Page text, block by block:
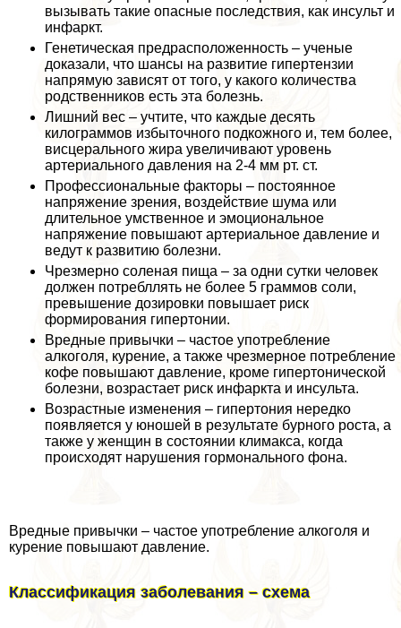
вызывать такие опасные последствия, как инсульт и
инфаркт.
Генетическая предрасположенность – ученые
доказали, что шансы на развитие гипертензии
напрямую зависят от того, у какого количества
родственников есть эта болезнь.
Лишний вес – учтите, что каждые десять
килограммов избыточного подкожного и, тем более,
висцерального жира увеличивают уровень
артериального давления на 2-4 мм рт. ст.
Профессиональные факторы – постоянное
напряжение зрения, воздействие шума или
длительное умственное и эмоциональное
напряжение повышают артериальное давление и
ведут к развитию болезни.
Чрезмерно соленая пища – за одни сутки человек
должен потрeбллять не более 5 граммов соли,
превышение дозировки повышает риск
формирования гипертонии.
Вредные привычки – частое употрeбление
алкоголя, курение, а также чрезмерное потрeбление
кофе повышают давление, кроме гипертонической
болезни, возрастает риск инфаркта и инсульта.
Возрастные изменения – гипертония нередко
появляется у юношей в результате бурного роста, а
также у женщин в состоянии климaкcа, когда
происходят нарушения гормонального фона.
Вредные привычки – частое употрeбление алкоголя и
курение повышают давление.
Классификация заболевания – схема